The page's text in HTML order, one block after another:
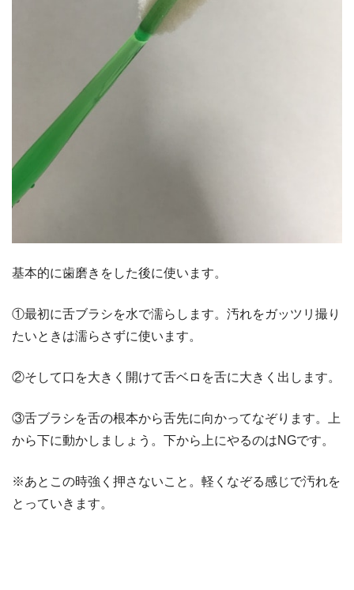
基本的に歯磨きをした後に使います。
①最初に舌ブラシを水で濡らします。汚れをガッツリ撮り
たいときは濡らさずに使います。
②そして口を大きく開けて舌ベロを舌に大きく出します。
③舌ブラシを舌の根本から舌先に向かってなぞります。上
から下に動かしましょう。下から上にやるのはNGです。
※あとこの時強く押さないこと。軽くなぞる感じで汚れを
とっていきます。